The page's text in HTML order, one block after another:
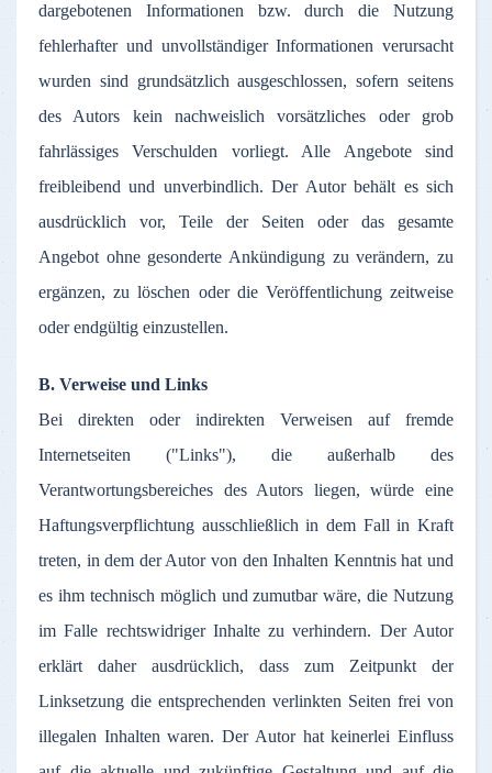
dargebotenen
Informationen bzw.durch dieNutzung
fehlerhafterund unvollständiger Informationen verursacht
wurden sind grundsätzlich ausgeschlossen,sofern seitens
des Autors kein nachweislich vorsätzliches oder
grob
fahrlässiges
Verschulden vorliegt. Alle Angebote
sind
freibleibend und unverbindlich.Der Autor behält es sich
ausdrücklich
vor, Teile der Seiten oder das
gesamte
Angebot ohne gesonderte Ankündigung zu verändern,zu
ergänzen,zu löschen oderdie Veröffentlichung zeitweise
oder endgültig einzustellen.
B. Verweise und Links
Bei
direkten oder indirekten Verweisen auf
fremde
Internetseiten ("Links"), die außerhalb des
Verantwortungsbereiches des Autors liegen,würde eine
Haftungsverpflichtung ausschließlich indem Fall in Kraft
treten, indem der Autorvon denInhalten Kenntnishat und
es ihm technisch möglich undzumutbar wäre, die Nutzung
im Falle rechtswidriger Inhalte zu verhindern. Der Autor
erklärt
daher ausdrücklich, dass zum Zeitpunkt
der
Linksetzung die entsprechenden verlinkten Seiten frei von
illegalen Inhalten waren.Der Autorhatkeinerlei Einfluss